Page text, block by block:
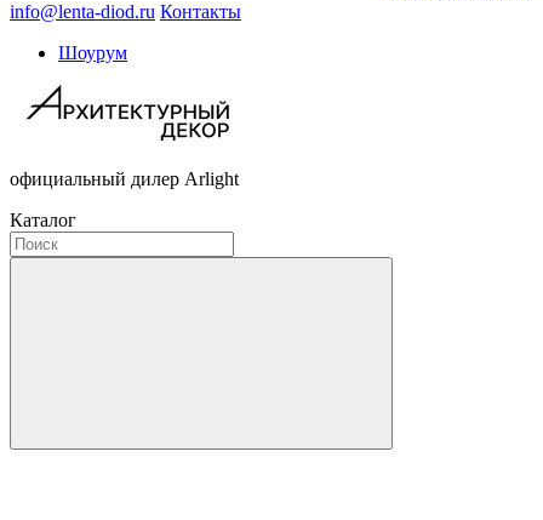
info@lenta-diod.ru Контакты
Шоурум
официальный дилер Arlight
Каталог